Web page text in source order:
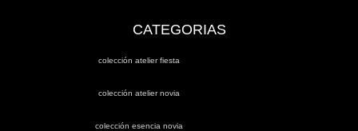
CATEGORIAS
colección atelier fiesta
colección atelier novia
colección esencia novia